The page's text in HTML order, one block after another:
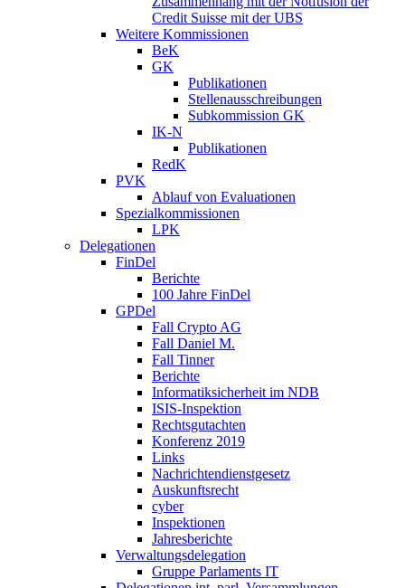
Credit Suisse mit der UBS
Weitere Kommissionen
BeK
GK
Publikationen
Stellenausschreibungen
Subkommission GK
IK-N
Publikationen
RedK
PVK
Ablauf von Evaluationen
Spezialkommissionen
LPK
Delegationen
FinDel
Berichte
100 Jahre FinDel
GPDel
Fall Crypto AG
Fall Daniel M.
Fall Tinner
Berichte
Informatiksicherheit ­im NDB
ISIS-Inspektion
Rechtsgutachten
Konferenz 2019
Links
Nachrichtendienstgesetz
Auskunftsrecht
cyber
Inspektionen
Jahresberichte
Verwaltungsdelegation
Gruppe Parlaments IT